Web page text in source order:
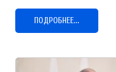
ПОДРОБНЕЕ...